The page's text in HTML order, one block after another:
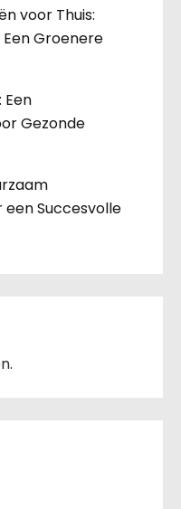
voor Thuis:
Groenere
Gezonde
Succesvolle